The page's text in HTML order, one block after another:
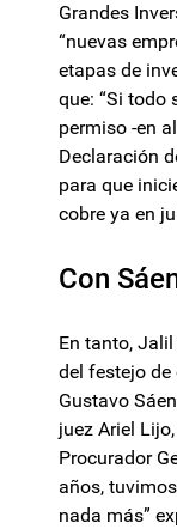
Grandes
“nuevas
etapas de
que: “Si todo
permiso -en
Declaración
para que
cobre ya en
Con
En tanto,
del festejo
Gustavo
juez Ariel
Procurador
años,
nada más”